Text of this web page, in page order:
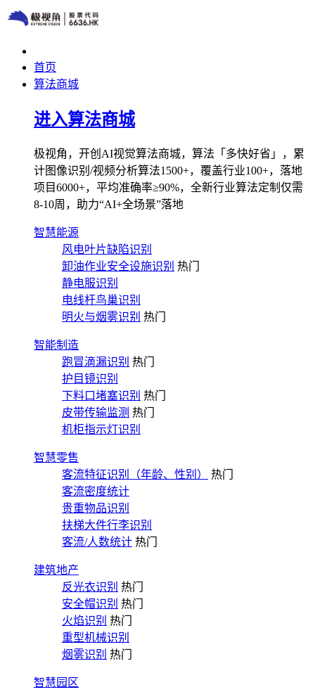
首页
算法商城
进入算法商城
极视角，开创AI视觉算法商城，算法「多快好省」，累
计图像识别/视频分析算法1500+，覆盖行业100+，落地
项目6000+，平均准确率≥90%，全新行业算法定制仅需
8-10周，助力“AI+全场景”落地
智慧能源
风电叶片缺陷识别
卸油作业安全设施识别 热门
静电服识别
电线杆鸟巢识别
明火与烟雾识别 热门
智能制造
跑冒滴漏识别 热门
护目镜识别
下料口堵塞识别 热门
皮带传输监测 热门
机柜指示灯识别
智慧零售
客流特征识别（年龄、性别）
热门
客流密度统计
贵重物品识别
扶梯大件行李识别
客流/人数统计 热门
建筑地产
反光衣识别 热门
安全帽识别 热门
火焰识别 热门
重型机械识别
烟雾识别 热门
智慧园区